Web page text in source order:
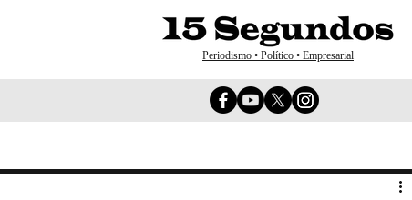
Periodismo • Político • Empresarial